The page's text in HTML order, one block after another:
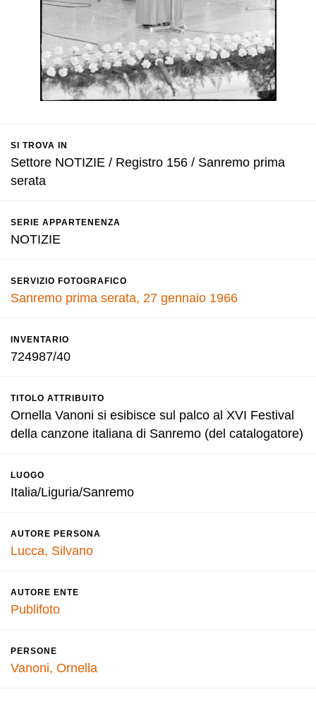
SI TROVA IN
Settore NOTIZIE / Registro 156 / Sanremo prima
serata
SERIE APPARTENENZA
NOTIZIE
SERVIZIO FOTOGRAFICO
Sanremo prima serata, 27 gennaio 1966
INVENTARIO
724987/40
TITOLO ATTRIBUITO
Ornella Vanoni si esibisce sul palco al XVI Festival
della canzone italiana di Sanremo (del catalogatore)
LUOGO
Italia/Liguria/Sanremo
AUTORE PERSONA
Lucca, Silvano
AUTORE ENTE
Publifoto
PERSONE
Vanoni, Ornella